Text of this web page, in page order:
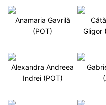
Anamaria Gavrilă
(POT)
Gligor
Alexandra Andreea
Indrei (POT)